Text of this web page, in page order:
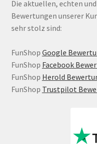
Die aktuellen, echten
Bewertungen unserer
sehr stolz sind:
FunShop Google
FunShop Facebook
FunShop Herold
FunShop Trustpilot